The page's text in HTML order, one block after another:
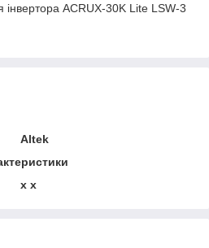
інвертора ACRUX-30K Lite LSW-3
Altek
x x